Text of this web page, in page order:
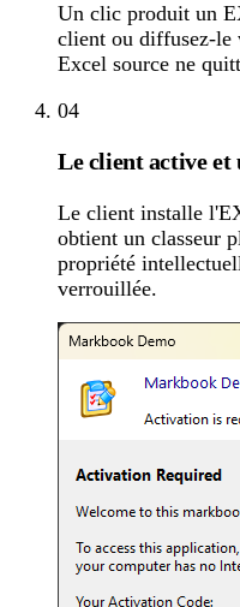
Un clic produit un
client ou diffusez-le
Excel source ne
04
Le client active et
Le client installe
obtient un classeur
propriété
verrouillée.